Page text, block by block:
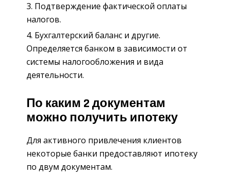
Подтверждение фактической оплаты
налогов.
Бухгалтерский баланс и другие.
Определяется банком в зависимости от
системы налогообложения и вида
деятельности.
По каким 2 документам
можно получить ипотеку
Для активного привлечения клиентов
некоторые банки предоставляют ипотеку
по двум документам.